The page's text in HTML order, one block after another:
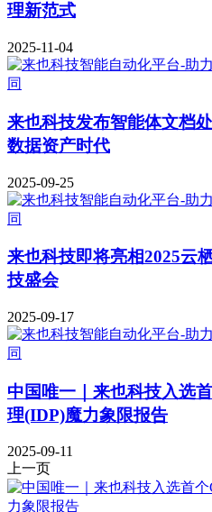
理新范式
2025-11-04
来也科技发布智能体文档
数据资产时代
2025-09-25
来也科技即将亮相2025云
技盛会
2025-09-17
中国唯一｜来也科技入选
理(IDP)魔力象限报告
2025-09-11
上一页